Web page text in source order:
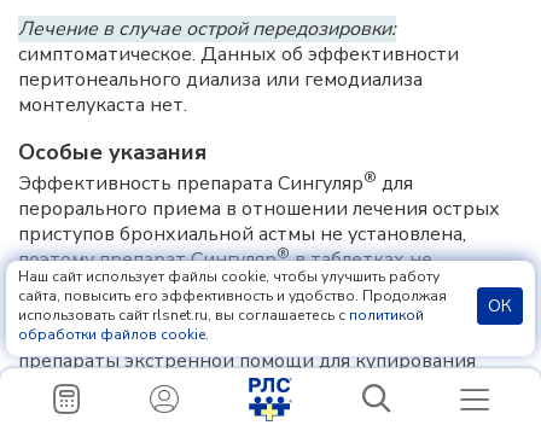
Лечение в случае острой передозировки:
симптоматическое. Данных об эффективности
перитонеального диализа или гемодиализа
монтелукаста нет.
Особые указания
Эффективность препарата Сингуляр® для
перорального приема в отношении лечения острых
приступов бронхиальной астмы не установлена,
поэтому препарат Сингуляр®в таблетках не
рекомендуется назначать для лечения острых
приступов бронхиальной астмы. Пациентам должны
быть даны инструкции всегда иметь при себе
препараты экстренной помощи для купирования
приступов бронхиальной астмы (ингаляционные β
агонисты короткого действия).
Наш сайт использует файлы cookie, чтобы улучшить работу
сайта, повысить его эффективность и удобство. Продолжая
использовать сайт rlsnet.ru, вы соглашаетесь с политикой
обработки файлов cookie.
ОК